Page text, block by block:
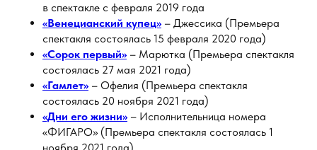
в спектакле с февраля 2019 года
«Венецианский купец» – Джессика (Премьера
спектакля состоялась 15 февраля 2020 года)
«Сорок первый» – Марютка (Премьера спектакля
состоялась 27 мая 2021 года)
«Гамлет» – Офелия (Премьера спектакля
состоялась 20 ноября 2021 года)
«Дни его жизни» – Исполнительница номера
«ФИГАРО» (Премьера спектакля состоялась 1